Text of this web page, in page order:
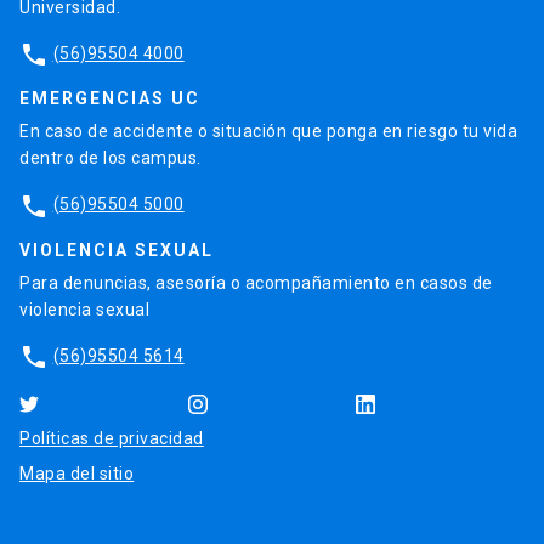
Universidad.
phone (56)95504 4000
EMERGENCIAS UC
En caso de accidente o situación que ponga en riesgo tu vida
dentro de los campus.
phone (56)95504 5000
VIOLENCIA SEXUAL
Para denuncias, asesoría o acompañamiento en casos de
violencia sexual
phone (56)95504 5614
Políticas de privacidad
Mapa del sitio